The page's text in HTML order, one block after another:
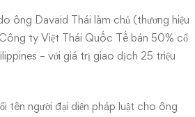
ông Davaid Thái làm chủ (thương hiệu
ty Việt Thái Quốc Tế bán 50% cổ
– với giá trị giao dịch 25 triệu
tên người đại diện pháp luật cho ông